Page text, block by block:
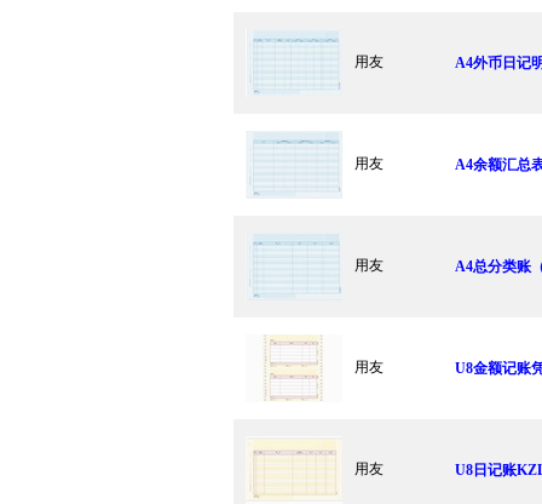
用友 A4外币日记
用友 A4余额汇总
用友 A4总分类账
用友 U8金额记账
用友 U8日记账